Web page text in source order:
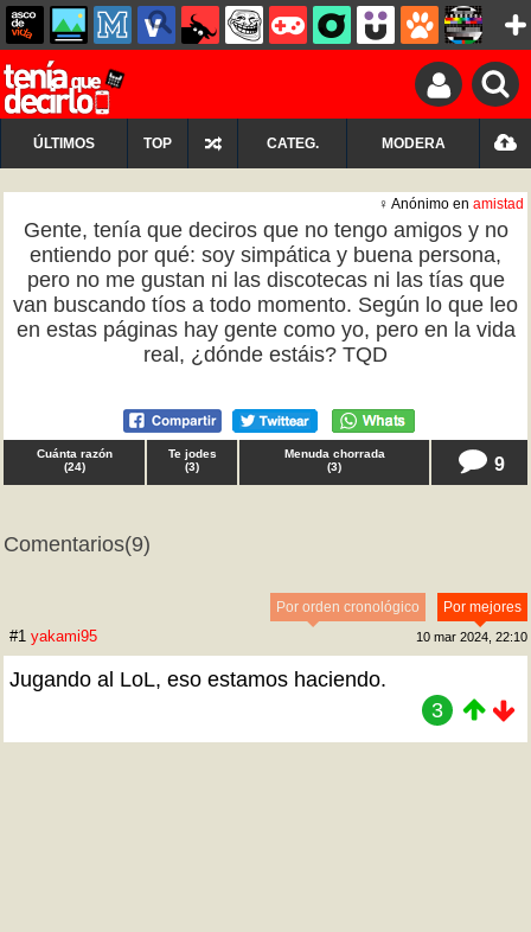
ÚLTIMOS TOP CATEG. MODERA
♀ Anónimo en amistad
Gente, tenía que deciros que no tengo amigos y no
entiendo por qué: soy simpática y buena persona,
pero no me gustan ni las discotecas ni las tías que
van buscando tíos a todo momento. Según lo que leo
en estas páginas hay gente como yo, pero en la vida
real, ¿dónde estáis? TQD
Cuánta razón
(24)
Te jodes
(3)
Menuda chorrada
(3) 9
Comentarios(9)
Por mejores
Por orden cronológico
#1 yakami95 10 mar 2024, 22:10
Jugando al LoL, eso estamos haciendo.
3